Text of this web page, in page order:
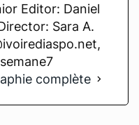
Editor: Daniel
Sara A.
complète